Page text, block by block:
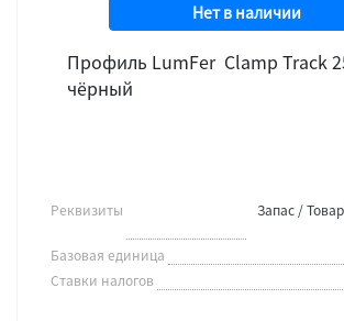
Нет в наличии
Профиль LumFer Clamp Track
чёрный
Реквизиты
Запас /
Базовая единица
Ставки налогов